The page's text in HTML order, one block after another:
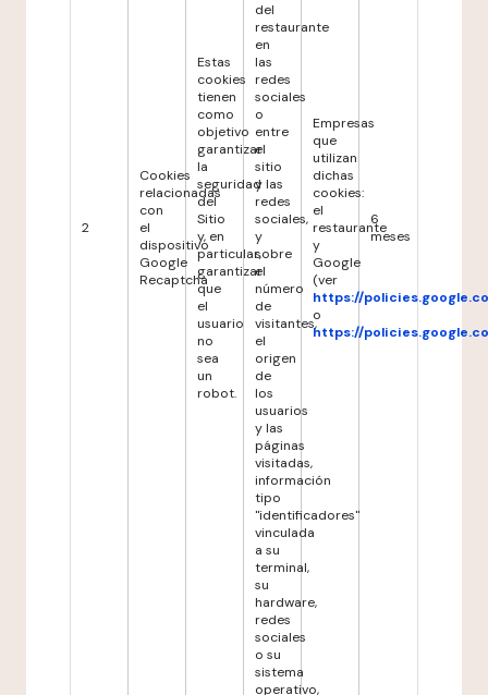
2
Cookies
relacionadas
con
el
dispositivo
Google
Recaptcha
Estas
cookies
tienen
como
objetivo
garantizar
la
seguridad
del
Sitio
y, en
particular,
garantizar
que
el
usuario
no
sea
un
robot.
del
restaurante
en
las
redes
sociales
o
entre
el
sitio
y las
redes
sociales,
y
sobre
el
número
de
visitantes,
el
origen
de
los
usuarios
y las
páginas
visitadas,
información
tipo
"identificadores"
vinculada
a su
terminal,
su
hardware,
redes
sociales
o su
sistema
operativo,
Empresas
que
utilizan
dichas
cookies:
el
restaurante
y
Google
(ver
https://
o
https://
6
meses